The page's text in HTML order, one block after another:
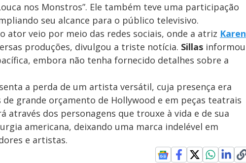
nos Monstros”. Ele também teve uma participação
seu alcance para o público televisivo.
ator veio por meio das redes sociais, onde a atriz Karen
produções, divulgou a triste notícia. Sillas informou
embora não tenha fornecido detalhes sobre a
a perda de um artista versátil, cuja presença era
grande orçamento de Hollywood e em peças teatrais
através dos personagens que trouxe à vida e de sua
americana, deixando uma marca indelével em
e artistas.